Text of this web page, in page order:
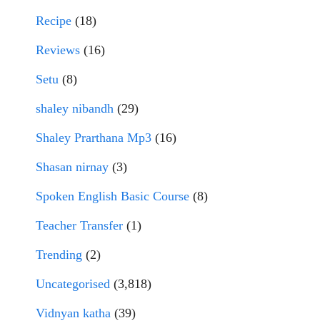
Recipe (18)
Reviews (16)
Setu (8)
shaley nibandh (29)
Shaley Prarthana Mp3 (16)
Shasan nirnay (3)
Spoken English Basic Course (8)
Teacher Transfer (1)
Trending (2)
Uncategorised (3,818)
Vidnyan katha (39)